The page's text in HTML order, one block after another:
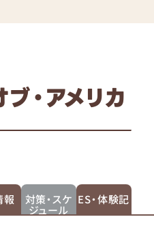
・アメリカ
報 対策・スケ
ジュール
ES・体験記